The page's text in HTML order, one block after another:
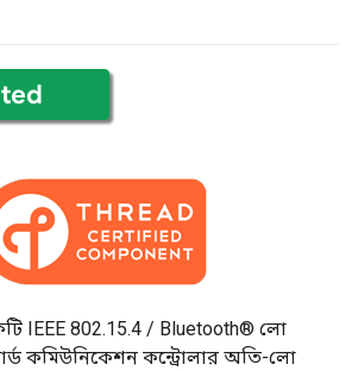
IEEE 802.15.4 / Bluetooth® লো
কমিউনিকেশন কন্ট্রোলার অতি-লো